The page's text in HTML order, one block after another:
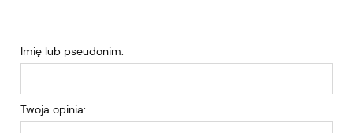
Imię lub pseudonim:
Twoja opinia: